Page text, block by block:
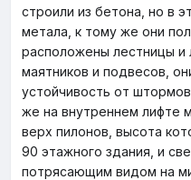
строили из бетона, но в
метала, к тому же они
расположены лестницы и
маятников и подвесов,
устойчивость от
же на внутреннем лифте
верх пилонов, высота
90 этажного здания, и
потрясающим видом на